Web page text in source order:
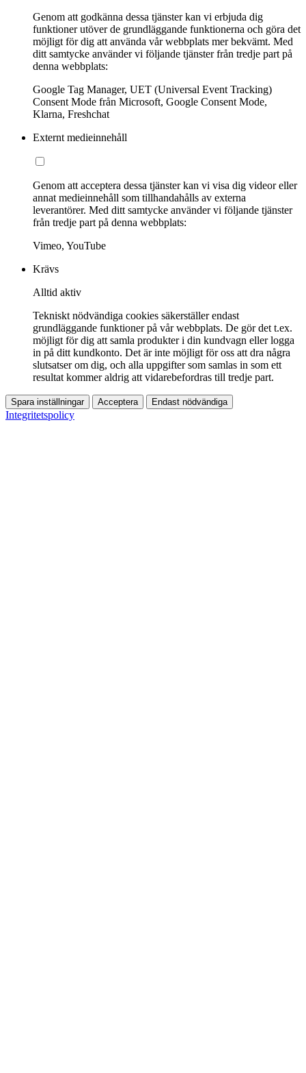
Genom att godkänna dessa tjänster kan vi erbjuda dig
funktioner utöver de grundläggande funktionerna och göra det
möjligt för dig att använda vår webbplats mer bekvämt. Med
ditt samtycke använder vi följande tjänster från tredje part på
denna webbplats:
Google Tag Manager, UET (Universal Event Tracking)
Consent Mode från Microsoft, Google Consent Mode,
Klarna, Freshchat
Externt medieinnehåll
Genom att acceptera dessa tjänster kan vi visa dig videor eller
annat medieinnehåll som tillhandahålls av externa
leverantörer. Med ditt samtycke använder vi följande tjänster
från tredje part på denna webbplats:
Vimeo, YouTube
Krävs
Alltid aktiv
Tekniskt nödvändiga cookies säkerställer endast
grundläggande funktioner på vår webbplats. De gör det t.ex.
möjligt för dig att samla produkter i din kundvagn eller logga
in på ditt kundkonto. Det är inte möjligt för oss att dra några
slutsatser om dig, och alla uppgifter som samlas in som ett
resultat kommer aldrig att vidarebefordras till tredje part.
Spara inställningar Acceptera Endast nödvändiga
Integritetspolicy